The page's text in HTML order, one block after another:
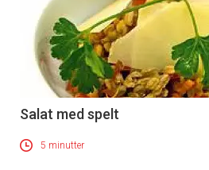
Salat med spelt
5 minutter